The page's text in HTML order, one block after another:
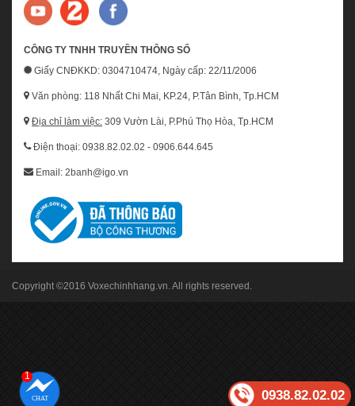
CÔNG TY TNHH TRUYỀN THÔNG SỐ
Giấy CNĐKKD: 0304710474, Ngày cấp: 22/11/2006
Văn phòng: 118 Nhất Chi Mai, KP.24, P.Tân Bình, Tp.HCM
Địa chỉ làm việc: 309 Vườn Lài, P.Phú Thọ Hòa, Tp.HCM
Điện thoại: 0938.82.02.02 - 0906.644.645
Email: 2banh@igo.vn
Copyright ©2016 Voxechinhhang.vn . All rights reserved.
1
0938.82.02.02